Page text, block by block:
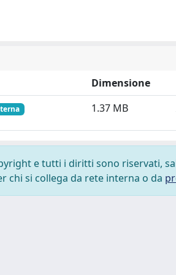
Dimensione
1.37 MB
e tutti i diritti sono riservati,
chi si collega da rete interna o da